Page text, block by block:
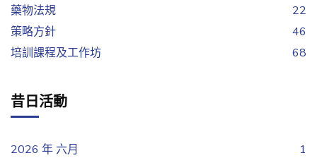
藥物法規
22
策略方針
46
培訓課程及工作坊
68
昔日活動
2026 年 六月
1